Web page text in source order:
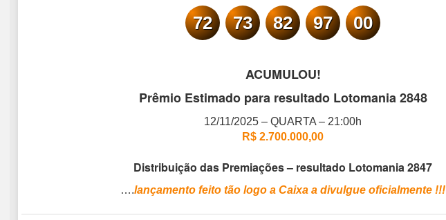
72 73 82 97 00
ACUMULOU!
Prêmio Estimado para resultado Lotomania 2848
12/11/2025 – QUARTA – 21:00h
R$ 2.700.000,00
Distribuição das Premiações – resultado Lotomania 2847
….lançamento feito tão logo a Caixa a divulgue oficialmente !!!